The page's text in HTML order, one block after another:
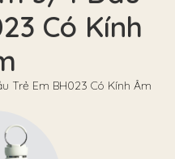
Có Kính
Trẻ Em BH023 Có Kính Âm